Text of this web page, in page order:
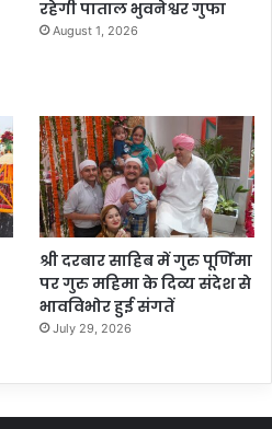
रहेगी पाताल भुवनेश्वर गुफा
August 1, 2026
श्री दरबार साहिब में गुरु पूर्णिमा
पर गुरु महिमा के दिव्य संदेश से
भावविभोर हुई संगतें
July 29, 2026